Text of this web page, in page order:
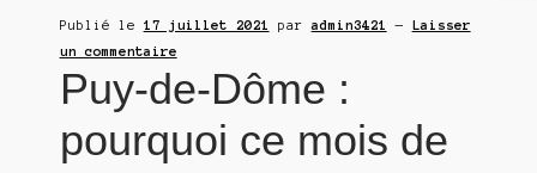
Publié le 17 juillet 2021 paradmin3421 — Laisser
un commentaire
Puy-de-Dôme :
pourquoi ce mois de